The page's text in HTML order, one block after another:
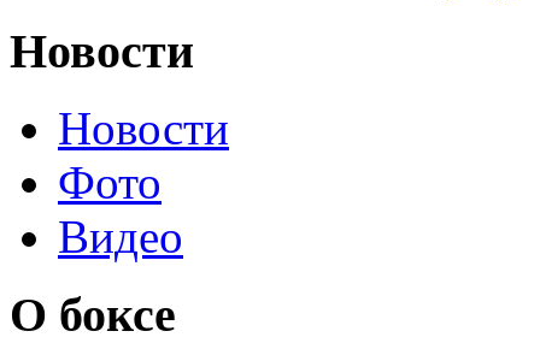
Новости
Новости
Фото
Видео
О боксе